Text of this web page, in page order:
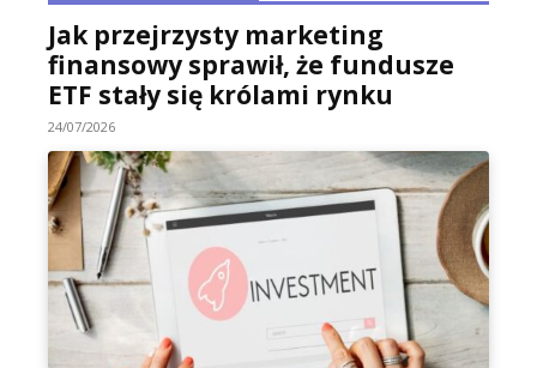
Jak przejrzysty marketing
finansowy sprawił, że fundusze
ETF stały się królami rynku
24/07/2026